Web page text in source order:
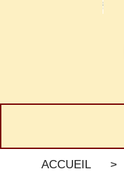
ACCUEIL
Panneau de gestion des